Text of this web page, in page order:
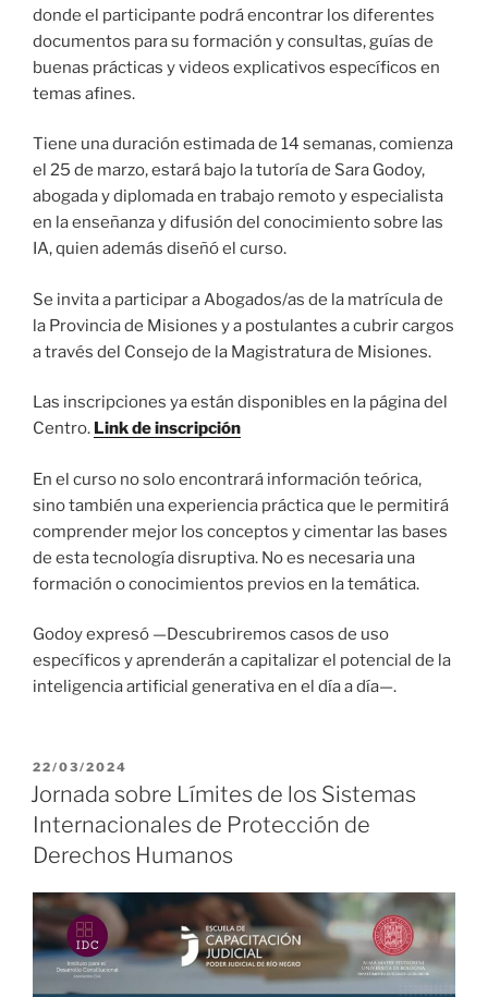
donde el participante podrá encontrar los diferentes
documentos para su formación y consultas, guías de
buenas prácticas y videos explicativos específicos en
temas afines.
Tiene una duración estimada de 14 semanas, comienza
el 25 de marzo, estará bajo la tutoría de Sara Godoy,
abogada y diplomada en trabajo remoto y especialista
en la enseñanza y difusión del conocimiento sobre las
IA, quien además diseñó el curso.
Se invita a participar a Abogados/as de la matrícula de
la Provincia de Misiones y a postulantes a cubrir cargos
a través del Consejo de la Magistratura de Misiones.
Las inscripciones ya están disponibles en la página del
Centro. Link de inscripción
En el curso no solo encontrará información teórica,
sino también una experiencia práctica que le permitirá
comprender mejor los conceptos y cimentar las bases
de esta tecnología disruptiva. No es necesaria una
formación o conocimientos previos en la temática.
Godoy expresó —Descubriremos casos de uso
específicos y aprenderán a capitalizar el potencial de la
inteligencia artificial generativa en el día a día—.
PUBLICADO
EL
22/03/2024
Jornada sobre Límites de los Sistemas
Internacionales de Protección de
Derechos Humanos